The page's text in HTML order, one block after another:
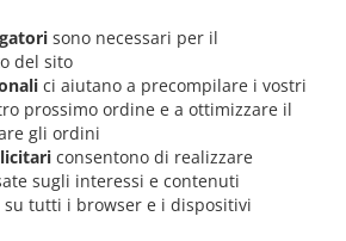
sono necessari per il
del sito
ci aiutano a precompilare i vostri
prossimo ordine e a ottimizzare il
gli ordini
consentono di realizzare
sugli interessi e contenuti
su tutti i browser e i dispositivi
del cibo Helmdange .
Sicilian Consegna del cibo
del cibo Kehlen Brameschhaff
Sicilian Consegna del
del cibo Contern . Sicilian Consegna del cibo Alzingen
Hamm . Sicilian Consegna del cibo Findel
.
del cibo Roeser Alzingen . Sicilian Consegna del cibo
del cibo Roeser Fentange